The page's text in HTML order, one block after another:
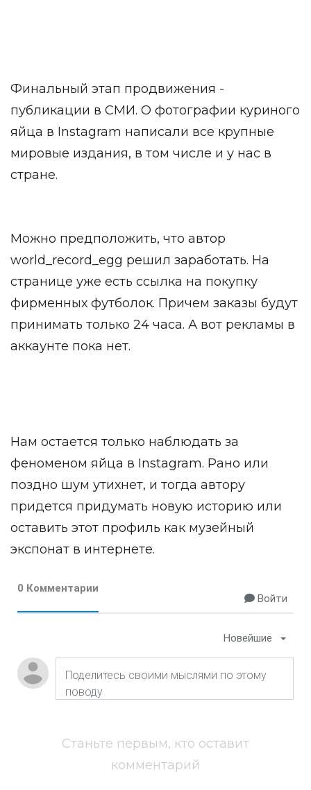
Финальный этап продвижения -
публикации в СМИ. О фотографии куриного
яйца в Instagram написали все крупные
мировые издания, в том числе и у нас в
стране.
Можно предположить, что автор
world_record_egg решил заработать. На
странице уже есть ссылка на покупку
фирменных футболок. Причем заказы будут
принимать только 24 часа. А вот рекламы в
аккаунте пока нет.
Нам остается только наблюдать за
феноменом яйца в Instagram. Рано или
поздно шум утихнет, и тогда автору
придется придумать новую историю или
оставить этот профиль как музейный
экспонат в интернете.
0 Комментарии
Войти
Новейшие
Станьте первым, кто оставит
комментарий